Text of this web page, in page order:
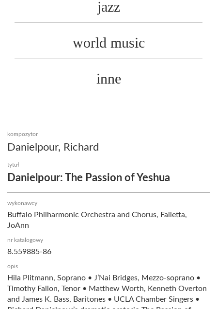
jazz
world music
inne
kompozytor
Danielpour, Richard
tytuł
Danielpour: The Passion of Yeshua
wykonawcy
Buffalo Philharmonic Orchestra and Chorus, Falletta,
JoAnn
nr katalogowy
8.559885-86
opis
Hila Plitmann, Soprano • J’Nai Bridges, Mezzo-soprano •
Timothy Fallon, Tenor • Matthew Worth, Kenneth Overton
and James K. Bass, Baritones • UCLA Chamber Singers •